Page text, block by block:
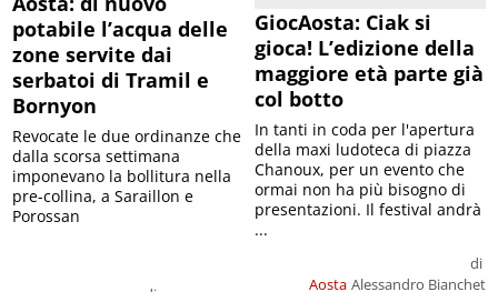
potabile l’acqua delle
zone servite dai
serbatoi di Tramil e
Bornyon
Revocate le due ordinanze che
dalla scorsa settimana
imponevano la bollitura nella
pre-collina, a Saraillon e
Porossan
GiocAosta: Ciak si
gioca! L’edizione della
maggiore età parte già
col botto
Aosta
di
Alessandro Bianchet
In tanti in coda per l'apertura
della maxi ludoteca di piazza
Chanoux, per un evento che
ormai non ha più bisogno di
presentazioni. Il festival andrà
...